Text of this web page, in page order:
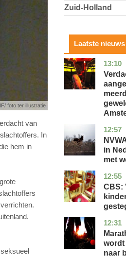
foto ter illustratie
van
In
hem in
Zuid-Holland
Laatste nieuws
13:10
noord-
holland
nieuws
12:57
utrecht
nieuws
in
met
12:55
zuid-
holland
CBS:
12:31
utrecht
nieuws
wordt
naar